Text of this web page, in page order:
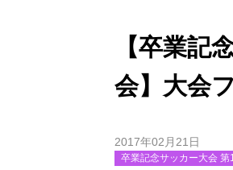
【卒業記
会】大会
2017年02月21日
卒業記念サッカー大会